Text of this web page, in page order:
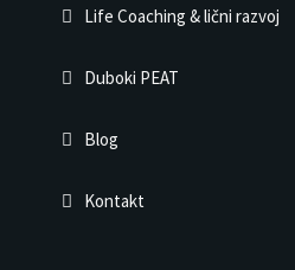
Life Coaching & lični razvoj
Duboki PEAT
Blog
Kontakt